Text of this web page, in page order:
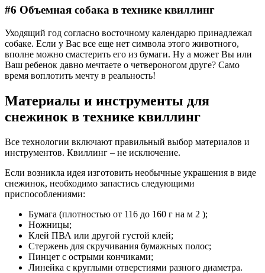
#6 Объемная собака в технике квиллинг
Уходящий год согласно восточному календарю принадлежал
собаке. Если у Вас все еще нет символа этого животного,
вполне можно смастерить его из бумаги. Ну а может Вы или
Ваш ребенок давно мечтаете о четвероногом друге? Само
время воплотить мечту в реальность!
Материалы и инструменты для
снежинок в технике квиллинг
Все технологии включают правильный выбор материалов и
инструментов. Квиллинг – не исключение.
Если возникла идея изготовить необычные украшения в виде
снежинок, необходимо запастись следующими
приспособлениями:
Бумага (плотностью от 116 до 160 г на м 2 );
Ножницы;
Клей ПВА или другой густой клей;
Стержень для скручивания бумажных полос;
Пинцет с острыми кончиками;
Линейка с круглыми отверстиями разного диаметра.